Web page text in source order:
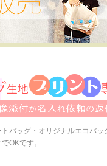
バッグ・オリジナルエコバッ
OKです。